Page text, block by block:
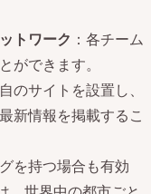
トワーク ：各チーム
ができます。
のサイトを設置し、
新情報を掲載するこ
を持つ場合も有効